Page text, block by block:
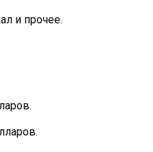
и прочее.